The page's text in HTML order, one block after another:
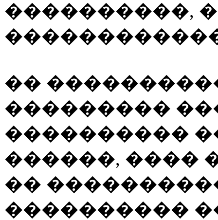
����������,
��
���������
����������
������, ����
��
����������